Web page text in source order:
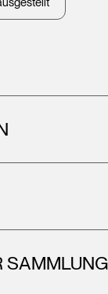
SAMMLUNG